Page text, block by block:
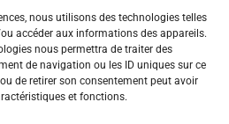
nous utilisons des technologies telles
accéder aux informations des appareils.
nous permettra de traiter des
de navigation ou les ID uniques sur ce
de retirer son consentement peut avoir
et fonctions.
d’André-